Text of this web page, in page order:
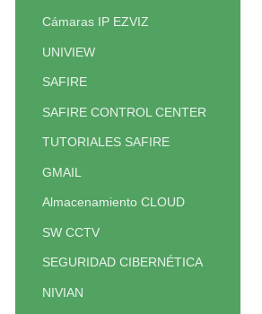
Cámaras IP EZVIZ
UNIVIEW
SAFIRE
SAFIRE CONTROL CENTER
TUTORIALES SAFIRE
GMAIL
Almacenamiento CLOUD
SW CCTV
SEGURIDAD CIBERNÉTICA
NIVIAN